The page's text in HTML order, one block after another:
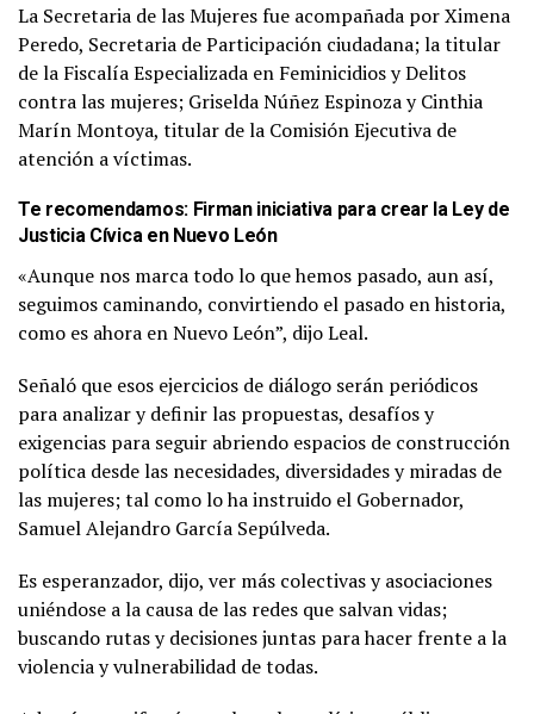
La Secretaria de las Mujeres fue acompañada por Ximena
Peredo, Secretaria de Participación ciudadana; la titular
de la Fiscalía Especializada en Feminicidios y Delitos
contra las mujeres; Griselda Núñez Espinoza y Cinthia
Marín Montoya, titular de la Comisión Ejecutiva de
atención a víctimas.
Te recomendamos: Firman iniciativa para crear la Ley de
Justicia Cívica en Nuevo León
«Aunque nos marca todo lo que hemos pasado, aun así,
seguimos caminando, convirtiendo el pasado en historia,
como es ahora en Nuevo León”, dijo Leal.
Señaló que esos ejercicios de diálogo serán periódicos
para analizar y definir las propuestas, desafíos y
exigencias para seguir abriendo espacios de construcción
política desde las necesidades, diversidades y miradas de
las mujeres; tal como lo ha instruido el Gobernador,
Samuel Alejandro García Sepúlveda.
Es esperanzador, dijo, ver más colectivas y asociaciones
uniéndose a la causa de las redes que salvan vidas;
buscando rutas y decisiones juntas para hacer frente a la
violencia y vulnerabilidad de todas.